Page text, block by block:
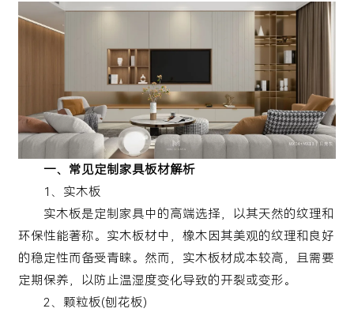
一、常见定制家具板材解析
1、实木板
实木板是定制家具中的高端选择，以其天然的纹理和
环保性能著称。实木板材中，橡木因其美观的纹理和良好
的稳定性而备受青睐。然而，实木板材成本较高，且需要
定期保养，以防止温湿度变化导致的开裂或变形。
2、颗粒板(刨花板)